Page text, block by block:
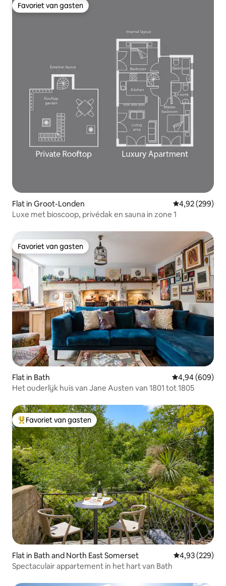
Favoriet van gasten
Favoriet van gasten
Flat in Groot-Londen Gemiddelde
4,92 (299)
Luxe met bioscoop, privédak en sauna in zone 1
Favoriet van gasten
Favoriet van gasten
Flat in Bath Gemiddelde
4,94 (609)
Het ouderlijk huis van Jane Austen van 1801 tot 1805
Topfavoriet van gasten
Favoriet van gasten
Flat in Bath and North East Somerset Gemiddelde
4,93 (229)
Spectaculair appartement in het hart van Bath